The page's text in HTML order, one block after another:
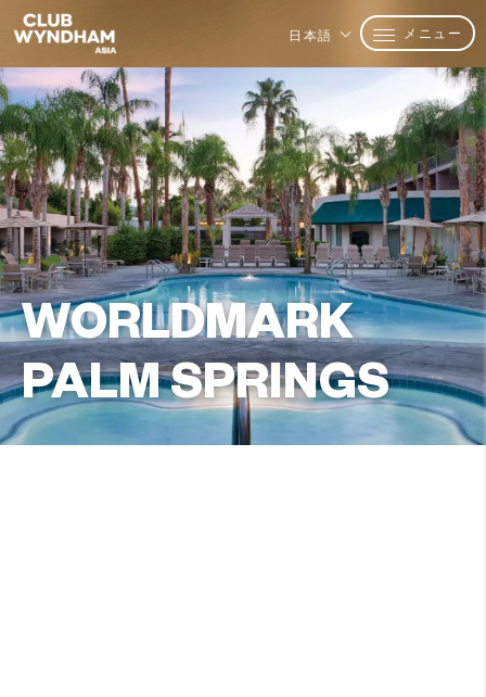
日本語 メニュー
WORLDMARK
PALM SPRINGS